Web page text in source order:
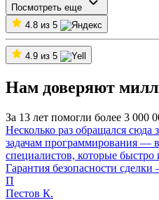
Посмотреть еще
4.8 из 5
4.9 из 5
Нам доверяют
За 13 лет помогли более 3 000
Несколько раз обращался
задачам программирования —
специалистов, которые быстро
Гарантия безопасности
П
Пестов К.